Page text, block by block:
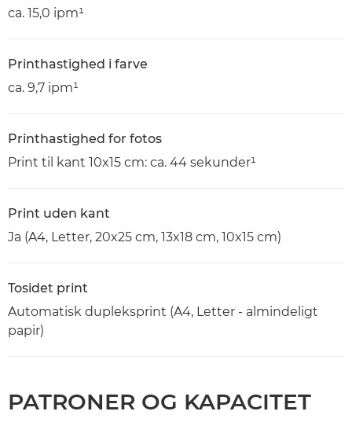
ca. 15,0 ipm¹
Printhastighed i farve
ca. 9,7 ipm¹
Printhastighed for fotos
Print til kant 10x15 cm: ca. 44 sekunder¹
Print uden kant
Ja (A4, Letter, 20x25 cm, 13x18 cm, 10x15 cm)
Tosidet print
Automatisk dupleksprint (A4, Letter - almindeligt
papir)
PATRONER OG KAPACITET